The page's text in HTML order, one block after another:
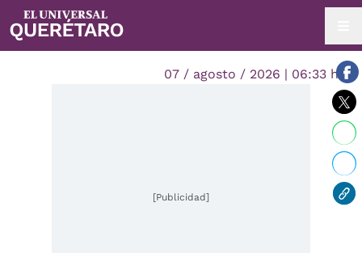
07 / agosto / 2026 | 06:33 hrs.
[Publicidad]